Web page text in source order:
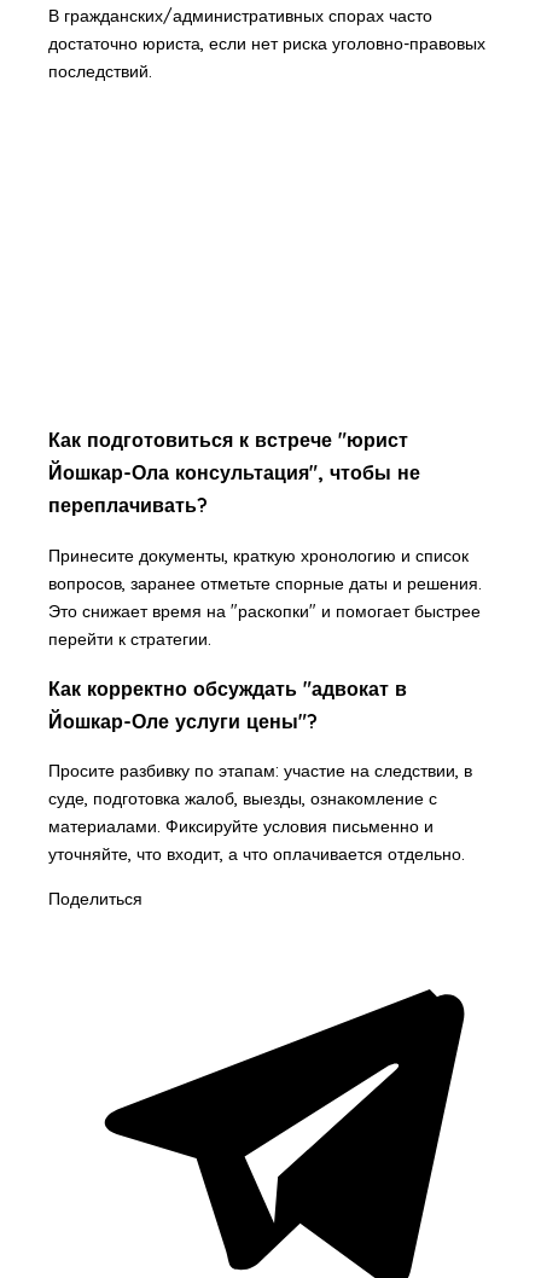
В гражданских/административных спорах часто
достаточно юриста, если нет риска уголовно-правовых
последствий.
Как подготовиться к встрече "юрист
Йошкар-Ола консультация", чтобы не
переплачивать?
Принесите документы, краткую хронологию и список
вопросов, заранее отметьте спорные даты и решения.
Это снижает время на "раскопки" и помогает быстрее
перейти к стратегии.
Как корректно обсуждать "адвокат в
Йошкар-Оле услуги цены"?
Просите разбивку по этапам: участие на следствии, в
суде, подготовка жалоб, выезды, ознакомление с
материалами. Фиксируйте условия письменно и
уточняйте, что входит, а что оплачивается отдельно.
Поделиться